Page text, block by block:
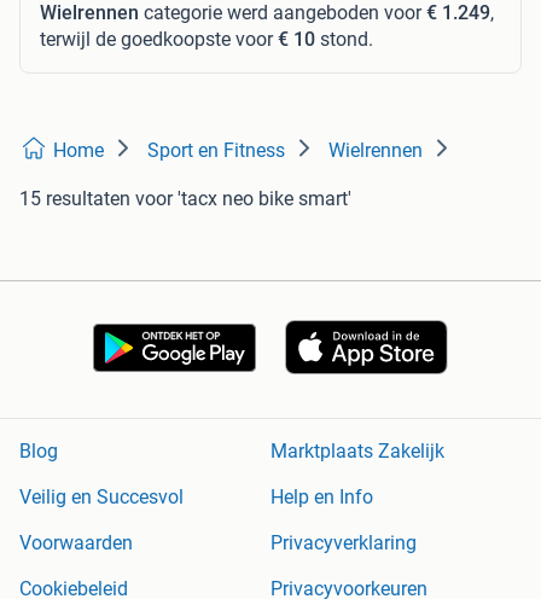
Wielrennen categorie werd aangeboden voor€ 1.249,
terwijl de goedkoopste voor€ 10 stond.
Home Sport en Fitness Wielrennen
15 resultaten voor 'tacx neo bike smart'
Blog
Marktplaats Zakelijk
Veilig en Succesvol
Help en Info
Voorwaarden
Privacyverklaring
Cookiebeleid
Privacyvoorkeuren